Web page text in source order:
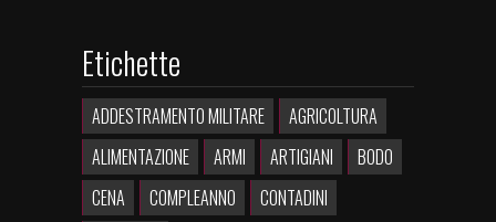
Etichette
ADDESTRAMENTO MILITARE
AGRICOLTURA
ALIMENTAZIONE
ARMI ARTIGIANI
BODO
CENA
COMPLEANNO CONTADINI